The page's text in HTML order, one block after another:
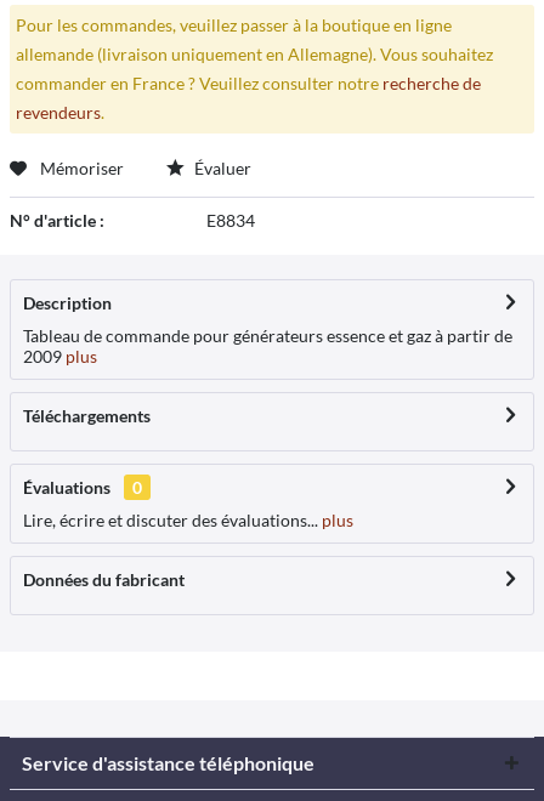
Pour les commandes, veuillez passer à la boutique en ligne
allemande (livraison uniquement en Allemagne). Vous souhaitez
commander en France ? Veuillez consulter notre recherche de
revendeurs.
Mémoriser Évaluer
N° d'article : E8834
Description
Tableau de commande pour générateurs essence et gaz à partir de
2009 plus
Téléchargements
Évaluations
0
Lire, écrire et discuter des évaluations... plus
Données du fabricant
Service d'assistance téléphonique